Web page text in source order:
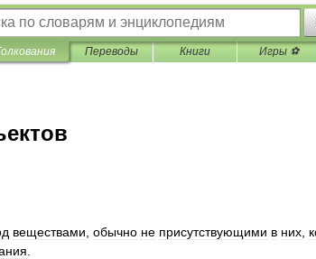
Переводы Книги Игры ⚽
веществами обычно не присутствующими в них